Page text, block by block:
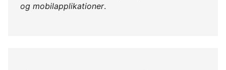
og mobilapplikationer.